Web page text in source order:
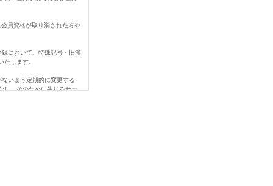
員資格が取り消された方や
において、特殊記号・旧漢
します。
いよう定期的に変更する
し、そのために生じるサー